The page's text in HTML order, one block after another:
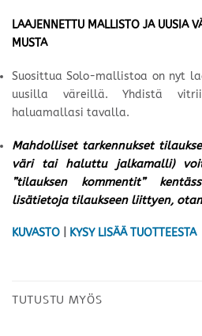
LAAJENNETTU MALLISTO JA UUSIA
MUSTA
Suosittua Solo-mallistoa on nyt
uusilla väreillä. Yhdistä
haluamallasi tavalla.
Mahdolliset tarkennukset
väri tai haluttu jalkamalli)
”tilauksen kommentit”
lisätietoja tilaukseen liittyen,
KUVASTO KYSY LISÄÄ TUOTTEESTA
TUTUSTU MYÖS